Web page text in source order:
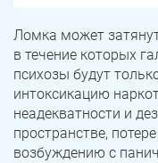
Ломка может
в течение которых
психозы будут
интоксикацию
неадекватности и
пространстве,
возбуждению с